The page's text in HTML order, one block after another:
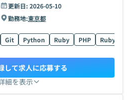
更新日: 2026-05-10
勤務地:東京都
Git Python Ruby PHP Ruby on
細を表示
して求人に応募する